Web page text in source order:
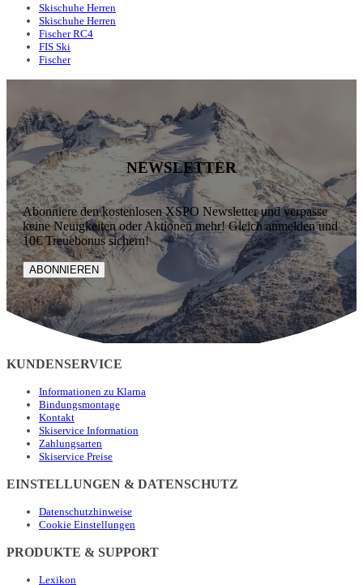
Skischuhe Herren
Skischuhe Herren
Fischer RC4
FIS Ski
Fischer
NEWSLETTER
Abonniere den kostenlosen XSPO Newsletter und verpasse
keine Neuigkeiten oder Aktionen mehr! Gleich anmelden und
10€ Treuebonus sichern!
ABONNIEREN
KUNDENSERVICE
Informationen zu Klarna
Bindungsmontage
Kontakt
Skiservice Information
Zahlungsarten
Skiservice Preise
EINSTELLUNGEN & DATENSCHUTZ
Datenschutzhinweise
Cookie Einstellungen
PRODUKTE & SUPPORT
Lexikon